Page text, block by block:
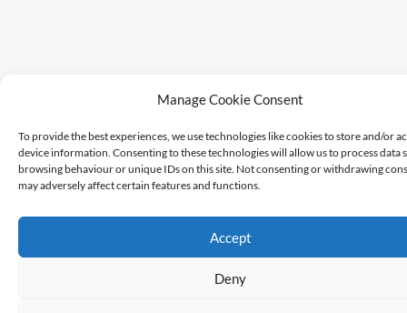
Manage Cookie Consent
To provide the best experiences, we use technologies like cookies to store and/or
device information. Consenting to these technologies will allow us to process data
browsing behaviour or unique IDs on this site. Not consenting or withdrawing
may adversely affect certain features and functions.
Accept
Deny